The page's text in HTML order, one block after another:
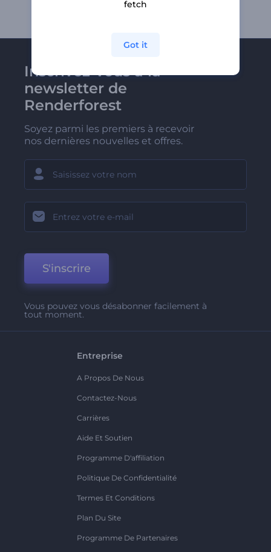
Inscrivez-vous à la
newsletter de
Renderforest
Soyez parmi les premiers à recevoir
nos dernières nouvelles et offres.
S'inscrire
Vous pouvez vous désabonner facilement à
tout moment.
Entreprise
A Propos De Nous
Contactez-Nous
Carrières
Aide Et Soutien
Programme D'affiliation
Politique De Confidentialité
Termes Et Conditions
Plan Du Site
Programme De Partenaires
fetch
Got it